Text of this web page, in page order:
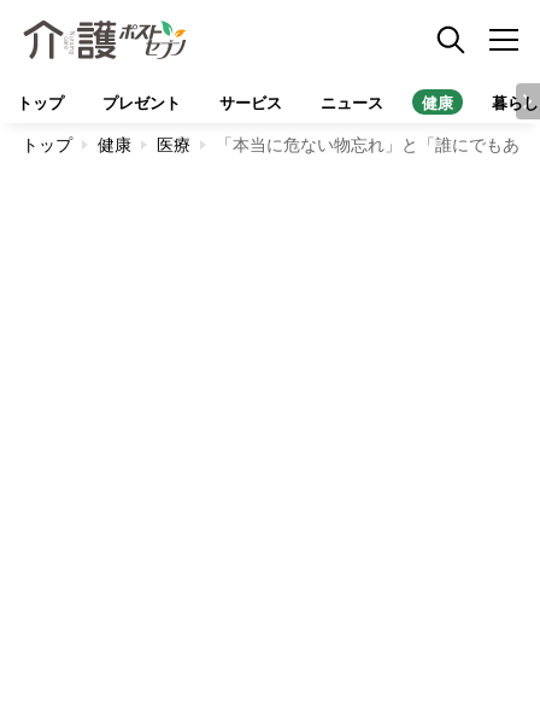
トップ プレゼント サービス ニュース 健康 暮らし
トップ 健康 医療 「本当に危ない物忘れ」と「誰にでもあ